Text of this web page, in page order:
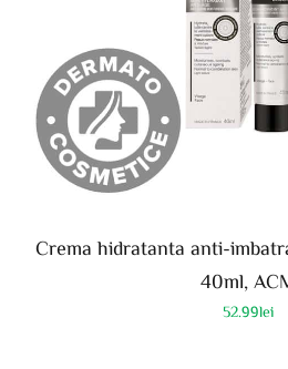
Crema hidratanta anti-
40ml,
52.99lei